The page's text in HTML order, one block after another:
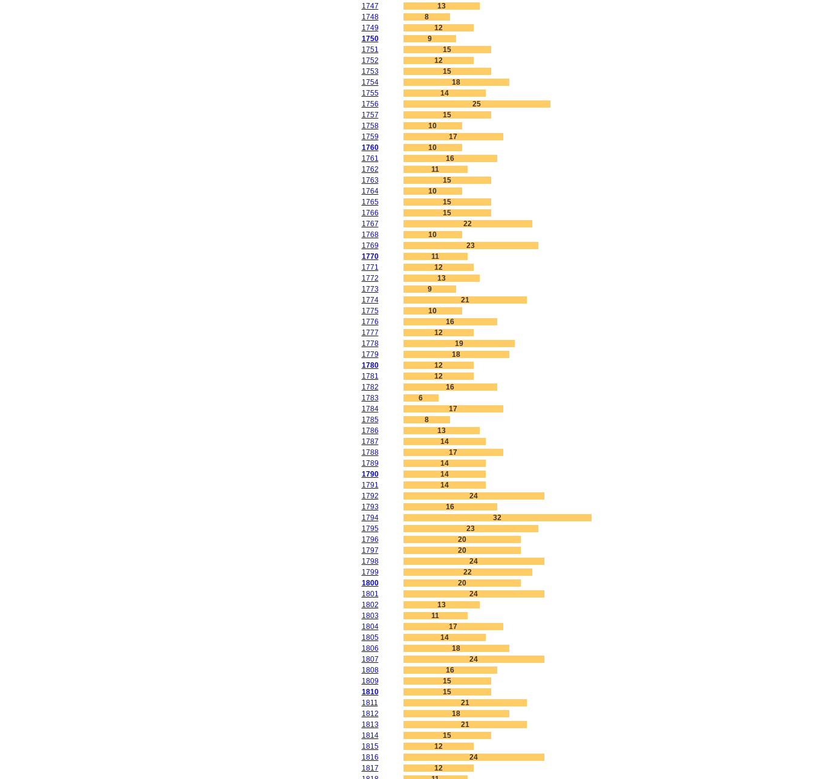
1747
13
1748
8
1749
12
1750
9
1751
15
1752
12
1753
15
1754
18
1755
14
1756
25
1757
15
1758
10
1759
17
1760
10
1761
16
1762
11
1763
15
1764
10
1765
15
1766
15
1767
22
1768
10
1769
23
1770
11
1771
12
1772
13
1773
9
1774
21
1775
10
1776
16
1777
12
1778
19
1779
18
1780
12
1781
12
1782
16
1783
6
1784
17
1785
8
1786
13
1787
14
1788
17
1789
14
1790
14
1791
14
1792
24
1793
16
1794
32
1795
23
1796
20
1797
20
1798
24
1799
22
1800
20
1801
24
1802
13
1803
11
1804
17
1805
14
1806
18
1807
24
1808
16
1809
15
1810
15
1811
21
1812
18
1813
21
1814
15
1815
12
1816
24
1817
12